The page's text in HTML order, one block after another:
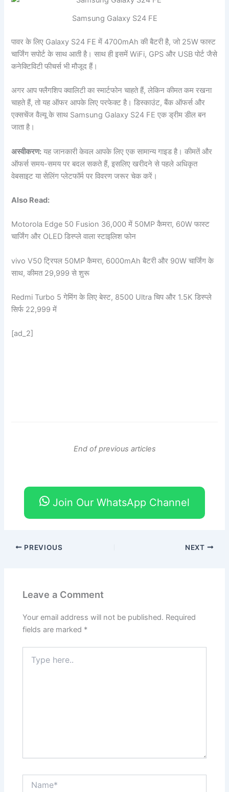
Samsung Galaxy S24 FE
पावर के लिए Galaxy S24 FE में 4700mAh की बैटरी है, जो 25W फास्ट
चार्जिंग सपोर्ट के साथ आती है। साथ ही इसमें WiFi, GPS और USB पोर्ट जैसे
कनेक्टिविटी फीचर्स भी मौजूद हैं।
अगर आप फ्लैगशिप क्वालिटी का स्मार्टफोन चाहते हैं, लेकिन कीमत कम रखना
चाहते हैं, तो यह ऑफर आपके लिए परफेक्ट है। डिस्काउंट, बैंक ऑफर्स और
एक्सचेंज वैल्यू के साथ Samsung Galaxy S24 FE एक ड्रीम डील बन
जाता है।
अस्वीकरण: यह जानकारी केवल आपके लिए एक सामान्य गाइड है। कीमतें और
ऑफर्स समय-समय पर बदल सकते हैं, इसलिए खरीदने से पहले अधिकृत
वेबसाइट या सेलिंग प्लेटफॉर्म पर विवरण जरूर चेक करें।
Also Read:
Motorola Edge 50 Fusion 36,000 में 50MP कैमरा, 60W फास्ट
चार्जिंग और OLED डिस्प्ले वाला स्टाइलिश फोन
vivo V50 ट्रिपल 50MP कैमरा, 6000mAh बैटरी और 90W चार्जिंग के
साथ, कीमत 29,999 से शुरू
Redmi Turbo 5 गेमिंग के लिए बेस्ट, 8500 Ultra चिप और 1.5K डिस्प्ले
सिर्फ 22,999 में
[ad_2]
End of previous articles
Join Our WhatsApp Channel
PREVIOUS NEXT
Leave a Comment
Your email address will not be published. Required
fields are marked *
here..